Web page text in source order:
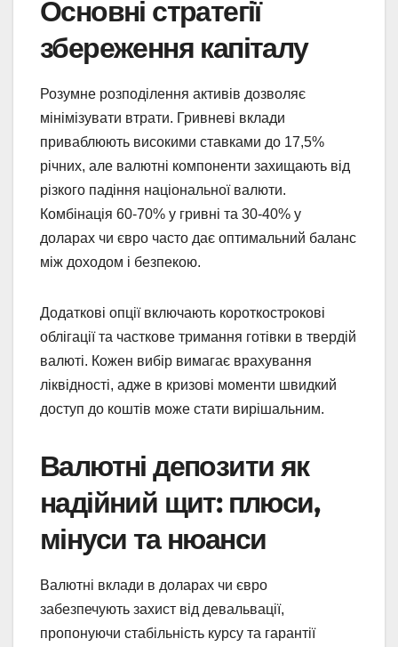
Основні стратегії
збереження капіталу
Розумне розподілення активів дозволяє
мінімізувати втрати. Гривневі вклади
приваблюють високими ставками до 17,5%
річних, але валютні компоненти захищають від
різкого падіння національної валюти.
Комбінація 60-70% у гривні та 30-40% у
доларах чи євро часто дає оптимальний баланс
між доходом і безпекою.
Додаткові опції включають короткострокові
облігації та часткове тримання готівки в твердій
валюті. Кожен вибір вимагає врахування
ліквідності, адже в кризові моменти швидкий
доступ до коштів може стати вирішальним.
Валютні депозити як
надійний щит: плюси,
мінуси та нюанси
Валютні вклади в доларах чи євро
забезпечують захист від девальвації,
пропонуючи стабільність курсу та гарантії